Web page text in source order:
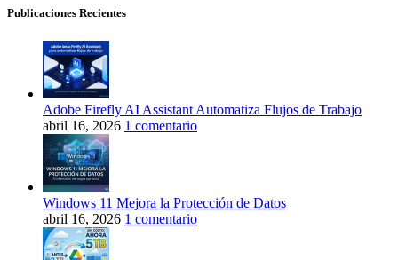
Publicaciones Recientes
Adobe Firefly AI Assistant Automatiza Flujos de Trabajo
abril 16, 2026 1 comentario
Windows 11 Mejora la Protección de Datos
abril 16, 2026 1 comentario